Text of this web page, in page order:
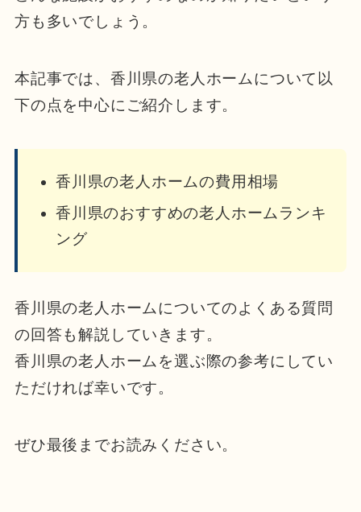
方も多いでしょう。
本記事では、香川県の老人ホームについて以
下の点を中心にご紹介します。
香川県の老人ホームの費用相場
香川県のおすすめの老人ホームランキ
ング
香川県の老人ホームについてのよくある質問
の回答も解説していきます。
香川県の老人ホームを選ぶ際の参考にしてい
ただければ幸いです。
ぜひ最後までお読みください。